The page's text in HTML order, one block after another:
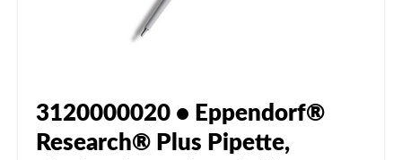
3120000020 • Eppendorf®
Research® Plus Pipette,